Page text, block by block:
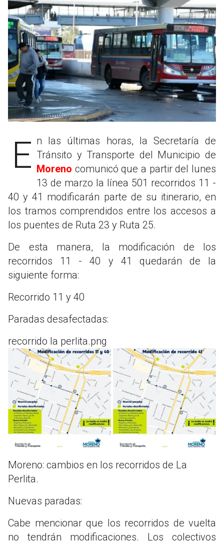
En las últimas horas, la Secretaría de Tránsito y Transporte del Municipio de
Moreno comunicó que a partir del lunes
13 de marzo la línea 501 recorridos 11 -
40 y 41 modificarán parte de su itinerario, en
los tramos comprendidos entre los accesos a
los puentes de Ruta 23 y Ruta 25.
De esta manera, la modificación de los
recorridos 11 - 40 y 41 quedarán de la
siguiente forma:
Recorrido 11 y 40
Paradas desafectadas:
recorrido la perlita.png
Moreno: cambios en los recorridos de La
Perlita.
Nuevas paradas:
Cabe mencionar que los recorridos de vuelta
no tendrán modificaciones. Los colectivos